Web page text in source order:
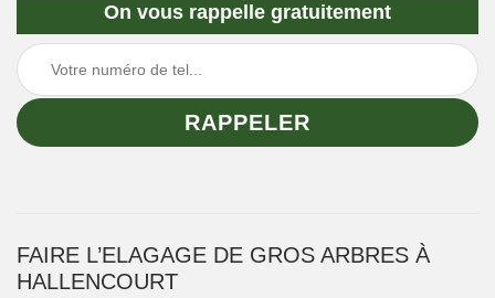
On vous rappelle gratuitement
FAIRE L’ELAGAGE DE GROS ARBRES À
HALLENCOURT